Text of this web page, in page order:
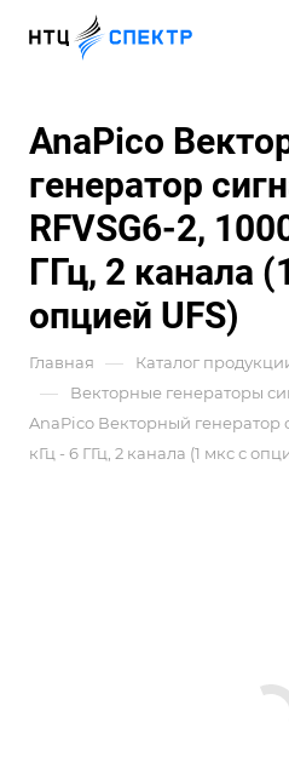
AnaPico
генератор
RFVSG6-2,
ГГц, 2 канала
опцией UFS)
Главная — Каталог
— Векторные генераторы
AnaPico Векторный генератор
кГц - 6 ГГц, 2 канала (1 мкс с